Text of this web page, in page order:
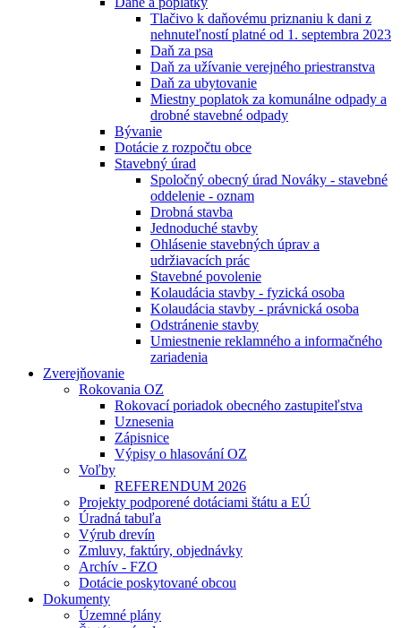
Tlačivo k daňovému priznaniu k dani z
nehnuteľností platné od 1. septembra 2023
Daň za psa
Daň za užívanie verejného priestranstva
Daň za ubytovanie
Miestny poplatok za komunálne odpady a
drobné stavebné odpady
Bývanie
Dotácie z rozpočtu obce
Stavebný úrad
Spoločný obecný úrad Nováky - stavebné
oddelenie - oznam
Drobná stavba
Jednoduché stavby
Ohlásenie stavebných úprav a
udržiavacích prác
Stavebné povolenie
Kolaudácia stavby - fyzická osoba
Kolaudácia stavby - právnická osoba
Odstránenie stavby
Umiestnenie reklamného a informačného
zariadenia
Zverejňovanie
Rokovania OZ
Rokovací poriadok obecného zastupiteľstva
Uznesenia
Zápisnice
Výpisy o hlasování OZ
Voľby
REFERENDUM 2026
Projekty podporené dotáciami štátu a EÚ
Úradná tabuľa
Výrub drevín
Zmluvy, faktúry, objednávky
Archív - FZO
Dotácie poskytované obcou
Dokumenty
Územné plány